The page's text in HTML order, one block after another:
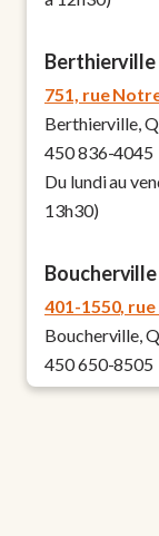
Berthierville
751, rue
Berthierville,
450 836-4045
Du lundi au
13h30)
Boucherville
401-1550,
Boucherville,
450 650-8505
Du lundi au
240,